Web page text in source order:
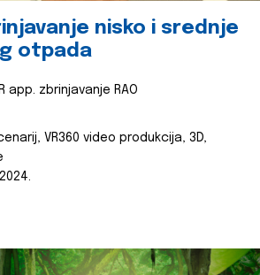
nisko i srednje
otpada
app. zbrinjavanje RAO
VR360 video produkcija, 3D,